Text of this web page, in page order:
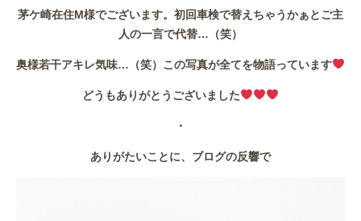
茅ケ崎在住M様でございます。初回車検で替えちゃうかぁとご主
人の一言で代替…（笑）
奥様若干アキレ気味…（笑）この写真が全てを物語っています
どうもありがとうございました
・
ありがたいことに、ブログの反響で